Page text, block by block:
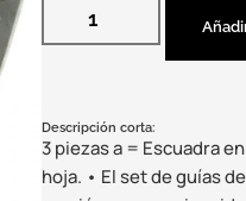
Descripción corta:
3 piezas a = Escuadra
hoja. • El set de guías